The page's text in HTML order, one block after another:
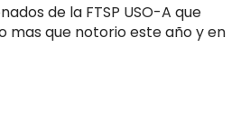
de la FTSP USO-A que
mas que notorio este año y en